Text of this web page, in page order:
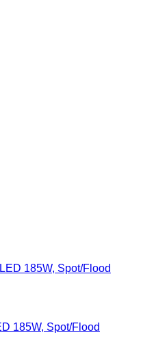
185W, Spot/Flood